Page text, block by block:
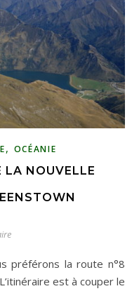
, OCÉANIE
LA NOUVELLE
est à couper le